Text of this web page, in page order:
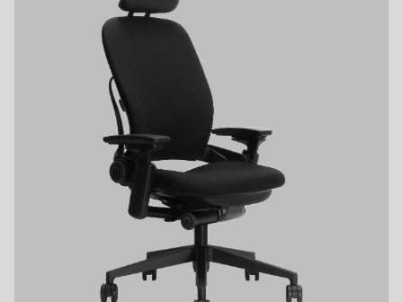
ACCESS
ONLINE STORE
OFFICIAL ACCOUNT
vitra
HAG
BORDERLESS
FlexiSpot